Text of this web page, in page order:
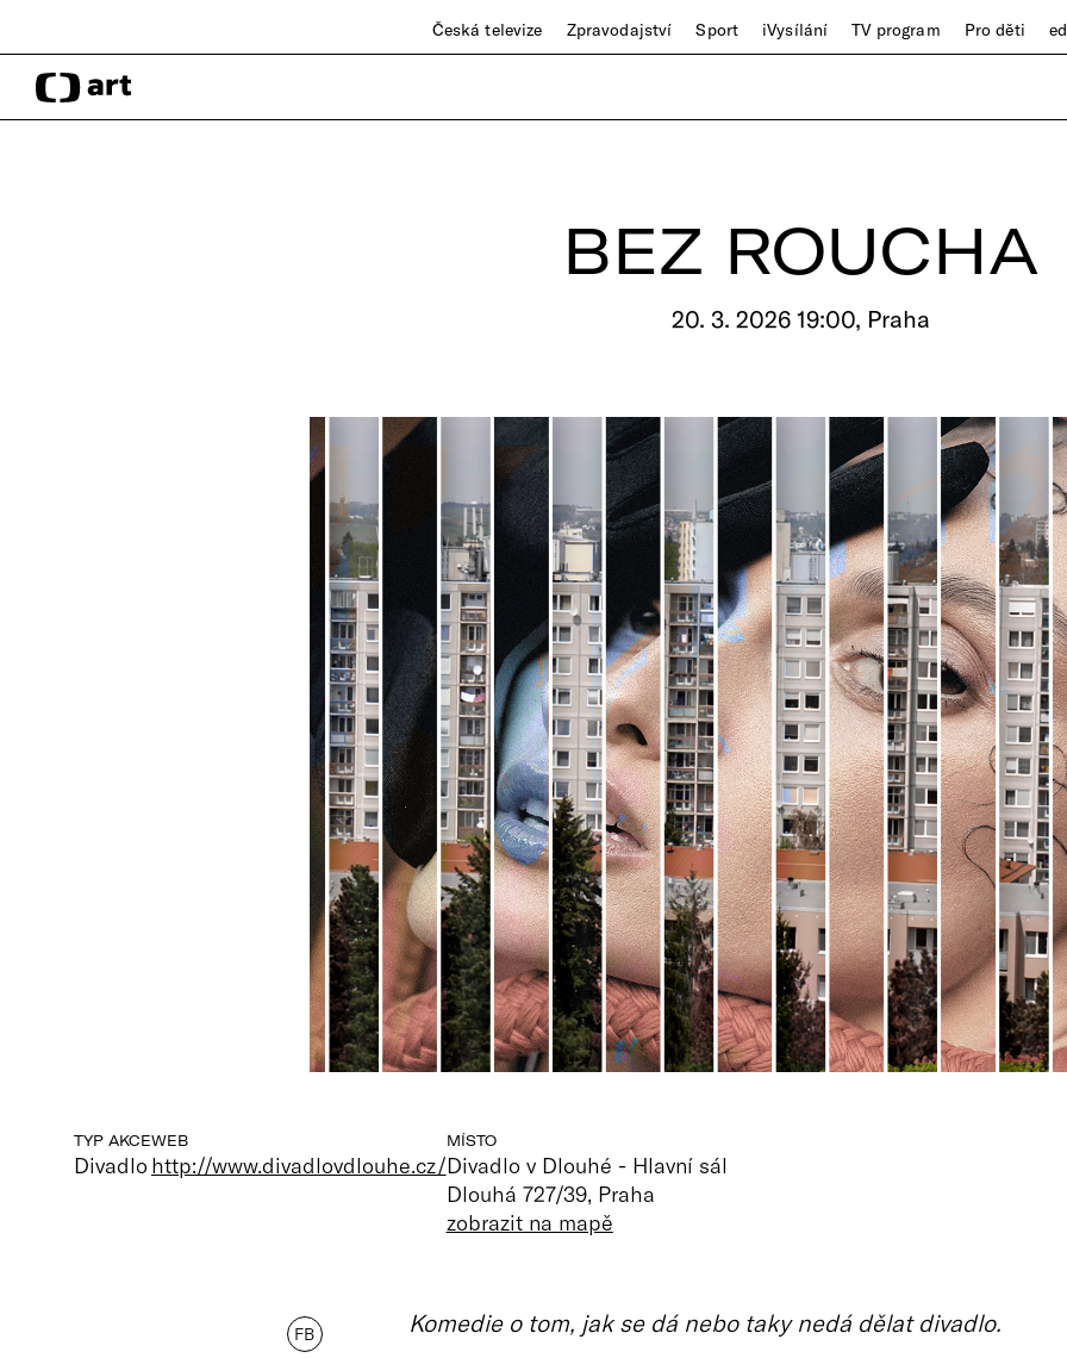
Česká televize Zpravodajství Sport iVysílání TV program Pro děti
BEZ ROUCHA
20. 3. 2026 19:00, Praha
TYP AKCE
Divadlo
WEB
http://www.divadlovdlouhe.cz/
MÍSTO
Divadlo v Dlouhé - Hlavní sál
Dlouhá 727/39, Praha
zobrazit na mapě
FB Komedie o tom, jak se dá nebo taky nedá dělat divadlo.